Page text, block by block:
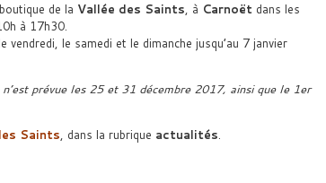
de la Vallée des Saints, à Carnoëtdans les
à 17h30.
le samedi et le dimanche jusqu’au 7 janvier
prévue les 25 et 31 décembre 2017, ainsi que le 1er
Saints, dans la rubrique actualités.